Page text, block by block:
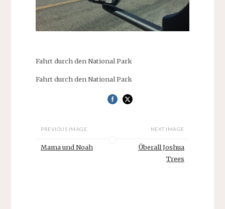
Fahrt durch den National Park
Fahrt durch den National Park
PREVIOUS IMAGE
Mama und Noah
NEXT IMAGE
Überall Joshua
Trees